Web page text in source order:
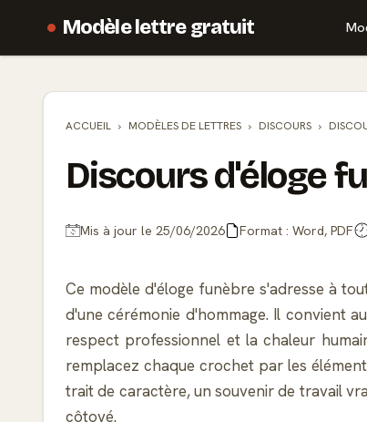
Modèle lettre gratuit
ACCUEIL MODÈLES DE LETTRES DISCOURS
Discours d'éloge
Mis à jour le 25/06/2026 Format : Word, PDF
Ce modèle d'éloge funèbre s'adresse à
d'une cérémonie d'hommage. Il convient
respect professionnel et la chaleur
remplacez chaque crochet par les
trait de caractère, un souvenir de travail
côtoyé.